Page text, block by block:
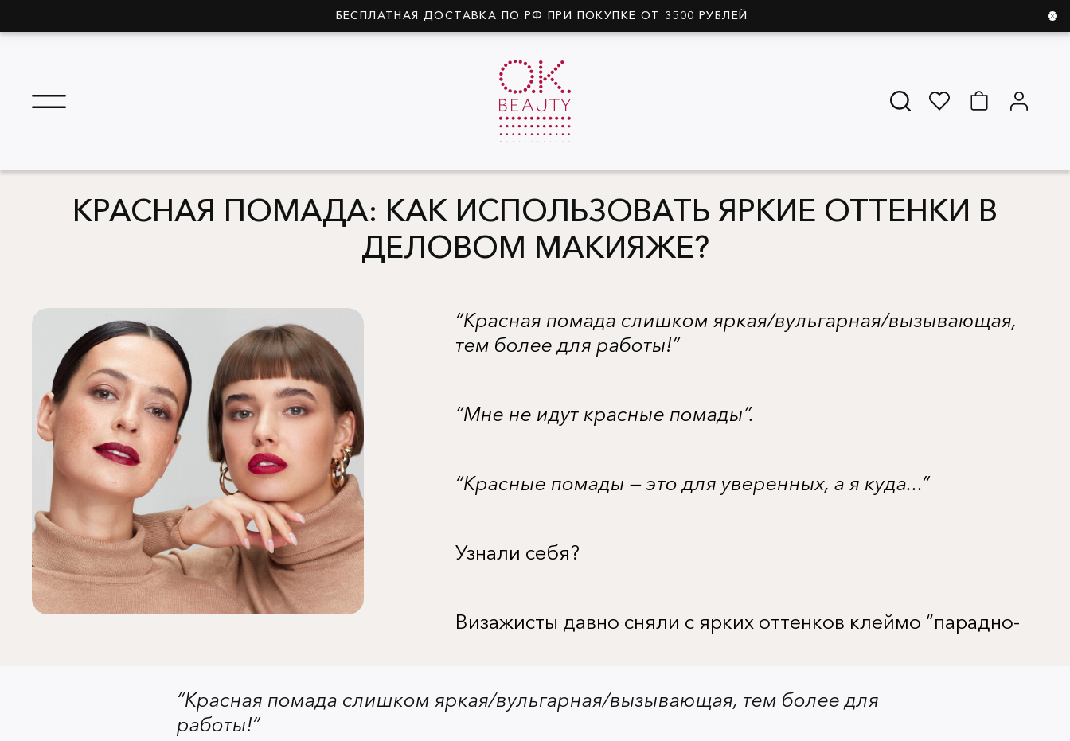
БЕСПЛАТНАЯ ДОСТАВКА ПО РФ ПРИ ПОКУПКЕ ОТ 3500 РУБЛЕЙ
КРАСНАЯ ПОМАДА: КАК ИСПОЛЬЗОВАТЬ ЯРКИЕ ОТТЕНКИ В
ДЕЛОВОМ МАКИЯЖЕ?
“Красная помада слишком яркая/вульгарная/вызывающая,
тем более для работы!”
“Мне не идут красные помады”.
“Красные помады — это для уверенных, а я куда...”
Узнали себя?
Визажисты давно сняли с ярких оттенков клеймо “парадно-
офиса, если правильно его преподнести. И да, красные
“Красная помада слишком яркая/вульгарная/вызывающая, тем более для
работы!”